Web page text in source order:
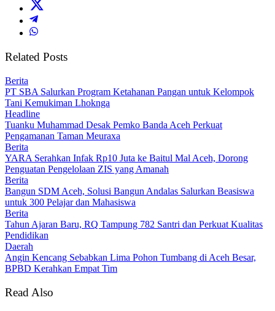
Related Posts
Berita
PT SBA Salurkan Program Ketahanan Pangan untuk Kelompok
Tani Kemukiman Lhoknga
Headline
Tuanku Muhammad Desak Pemko Banda Aceh Perkuat
Pengamanan Taman Meuraxa
Berita
YARA Serahkan Infak Rp10 Juta ke Baitul Mal Aceh, Dorong
Penguatan Pengelolaan ZIS yang Amanah
Berita
Bangun SDM Aceh, Solusi Bangun Andalas Salurkan Beasiswa
untuk 300 Pelajar dan Mahasiswa
Berita
Tahun Ajaran Baru, RQ Tampung 782 Santri dan Perkuat Kualitas
Pendidikan
Daerah
Angin Kencang Sebabkan Lima Pohon Tumbang di Aceh Besar,
BPBD Kerahkan Empat Tim
Read Also